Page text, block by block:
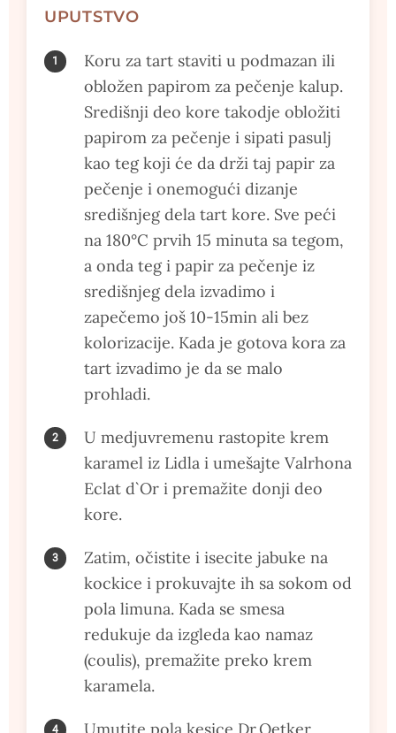
UPUTSTVO
Koru za tart staviti u podmazan ili
obložen papirom za pečenje kalup.
Središnji deo kore takodje obložiti
papirom za pečenje i sipati pasulj
kao teg koji će da drži taj papir za
pečenje i onemogući dizanje
središnjeg dela tart kore. Sve peći
na 180°C prvih 15 minuta sa tegom,
a onda teg i papir za pečenje iz
središnjeg dela izvadimo i
zapečemo još 10-15min ali bez
kolorizacije. Kada je gotova kora za
tart izvadimo je da se malo
prohladi.
U medjuvremenu rastopite krem
karamel iz Lidla i umešajte Valrhona
Eclat d`Or i premažite donji deo
kore.
Zatim, očistite i isecite jabuke na
kockice i prokuvajte ih sa sokom od
pola limuna. Kada se smesa
redukuje da izgleda kao namaz
(coulis), premažite preko krem
karamela.
Umutite pola kesice Dr.Oetker